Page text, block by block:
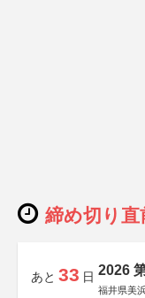
締め切り直
あと 33 日 2026
福井県美